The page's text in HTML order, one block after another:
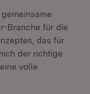
Branche für die
das für
der richtige
volle